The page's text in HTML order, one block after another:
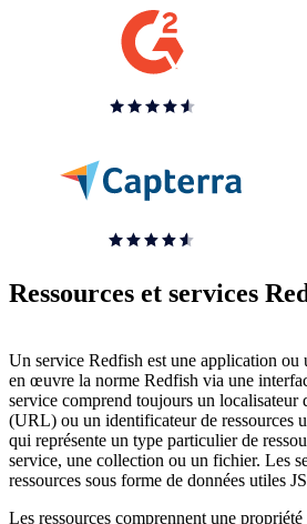
Ressources et services
Un service Redfish est une application ou
en œuvre la norme Redfish via une
service comprend toujours un localisateur
(URL) ou un identificateur de ressources
qui représente un type particulier de
service, une collection ou un fichier. Les
ressources sous forme de données utiles
Les ressources comprennent une